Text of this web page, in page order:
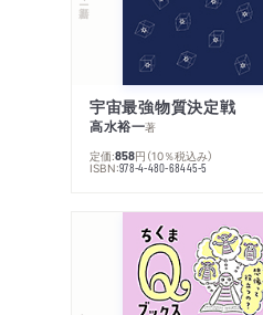
宇宙最強物質決定戦
高水裕一著
定価:858円 （10％税込み）
ISBN:978-4-480-68445-5